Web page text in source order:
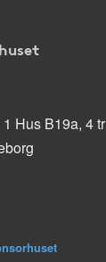
Hus B19a, 4 tr